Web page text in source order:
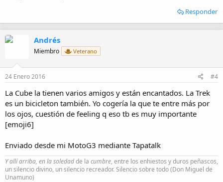
Responder
Andrés
Miembro Veterano
24 Enero 2016 #4
La Cube la tienen varios amigos y están encantados. La Trek
es un bicicleton también. Yo cogería la que te entre más por
los ojos, cuestión de feeling q eso tb es muy importante
[emoji6]
Enviado desde mi MotoG3 mediante Tapatalk
Y allí arriba, en la soledadde la cumbre, entre los enhiestos y duros peñascos,
un silencio divino, un silencio recreador. Silencio sobre todo (Don Miguel de
Unamuno)